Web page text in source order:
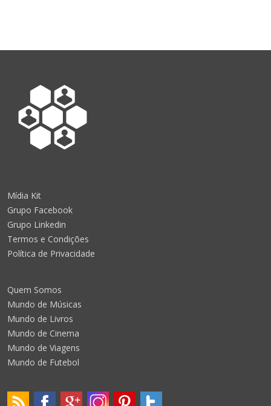
Mídia Kit
Grupo Facebook
Grupo Linkedin
Termos e Condições
Política de Privacidade
Quem Somos
Mundo de Músicas
Mundo de Livros
Mundo de Cinema
Mundo de Viagens
Mundo de Futebol